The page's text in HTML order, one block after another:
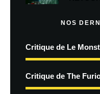
NOS
Critique de Le
Critique de The